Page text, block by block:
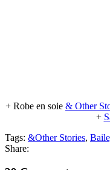
+ Robe en soie & Other
+
Tags: &Other Stories,
Share: